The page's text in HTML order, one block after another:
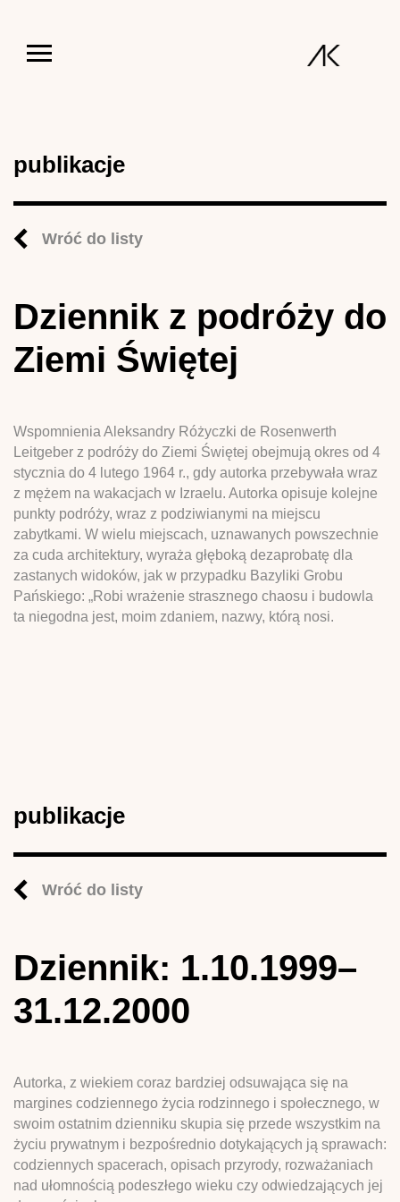
publikacje
Wróć do listy
Dziennik z podróży do
Ziemi Świętej
Wspomnienia Aleksandry Różyczki de Rosenwerth
Leitgeber z podróży do Ziemi Świętej obejmują okres od 4
stycznia do 4 lutego 1964 r., gdy autorka przebywała wraz
z mężem na wakacjach w Izraelu. Autorka opisuje kolejne
punkty podróży, wraz z podziwianymi na miejscu
zabytkami. W wielu miejscach, uznawanych powszechnie
za cuda architektury, wyraża głęboką dezaprobatę dla
zastanych widoków, jak w przypadku Bazyliki Grobu
Pańskiego: „Robi wrażenie strasznego chaosu i budowla
ta niegodna jest, moim zdaniem, nazwy, którą nosi.
publikacje
Wróć do listy
Dziennik: 1.10.1999–
31.12.2000
Autorka, z wiekiem coraz bardziej odsuwająca się na
margines codziennego życia rodzinnego i społecznego, w
swoim ostatnim dzienniku skupia się przede wszystkim na
życiu prywatnym i bezpośrednio dotykających ją sprawach:
codziennych spacerach, opisach przyrody, rozważaniach
nad ułomnością podeszłego wieku czy odwiedzających jej